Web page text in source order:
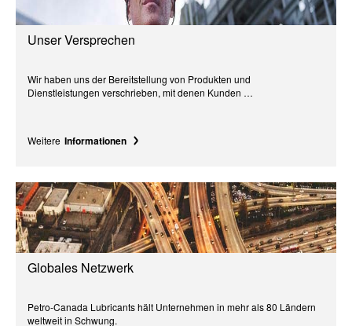
Unser Versprechen
Wir haben uns der Bereitstellung von Produkten und
Dienstleistungen verschrieben, mit denen Kunden …
Weitere Informationen
Globales Netzwerk
Petro-Canada Lubricants hält Unternehmen in mehr als 80 Ländern
weltweit in Schwung.